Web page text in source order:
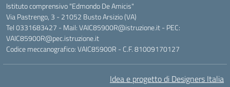
Istituto comprensivo "Edmondo De Amicis"
Via Pastrengo, 3 - 21052 Busto Arsizio (VA)
Tel 0331683427 - Mail: VAIC85900R@istruzione.it - PEC:
VAIC85900R@pec.istruzione.it
Codice meccanografico: VAIC85900R - C.F. 81009170127
Idea e progetto di Designers Italia